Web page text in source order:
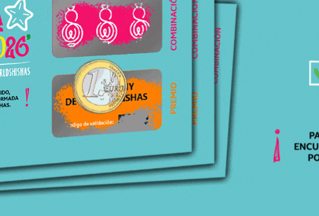
Productos relacionados
Productos relacionados con CACHIMBA AMOTION ROAM LIME
Todos los productos